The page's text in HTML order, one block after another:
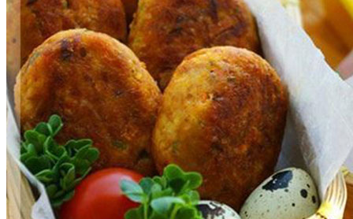
Học Cắt Tỉa Rau Củ Quả
Học Nấu Ăn Gia Đình
Học Mở Quán Kinh Doanh
Khóa Học Khởi Sự Kinh Doanh Ngành F&B
Bí Quyết Kinh Doanh Và Vận Hành Mô Hình Ẩm
Thực
Khai Giảng
Mẹo Nấu Ăn
Nghề Bếp
Kiến Thức
Học Nấu Chè
Chè Hạt Sen
Chè Chuối
Chè Bắp